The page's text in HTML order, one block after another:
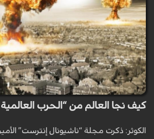
كيف نجا العالم من “الحرب العالمية
الكوثر: ذكرت مجلة “ناشيونال إنترست”